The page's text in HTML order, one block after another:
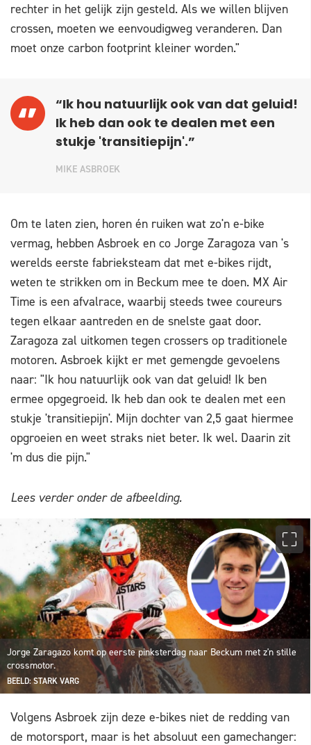
rechter in het gelijk zijn gesteld. Als we willen blijven
crossen, moeten we eenvoudigweg veranderen. Dan
moet onze carbon footprint kleiner worden."
“Ik hou natuurlijk ook van dat geluid!
Ik heb dan ook te dealen met een
stukje 'transitiepijn'.”
MIKE ASBROEK
Om te laten zien, horen én ruiken wat zo'n e-bike
vermag, hebben Asbroek en co Jorge Zaragoza van 's
werelds eerste fabrieksteam dat met e-bikes rijdt,
weten te strikken om in Beckum mee te doen. MX Air
Time is een afvalrace, waarbij steeds twee coureurs
tegen elkaar aantreden en de snelste gaat door.
Zaragoza zal uitkomen tegen crossers op traditionele
motoren. Asbroek kijkt er met gemengde gevoelens
naar: "Ik hou natuurlijk ook van dat geluid! Ik ben
ermee opgegroeid. Ik heb dan ook te dealen met een
stukje 'transitiepijn'. Mijn dochter van 2,5 gaat hiermee
opgroeien en weet straks niet beter. Ik wel. Daarin zit
'm dus die pijn."
Lees verder onder de afbeelding.
Jorge Zaragazo komt op eerste pinksterdag naar Beckum met z'n stille
crossmotor.
BEELD: STARK VARG
Volgens Asbroek zijn deze e-bikes niet de redding van
de motorsport, maar is het absoluut een gamechanger: